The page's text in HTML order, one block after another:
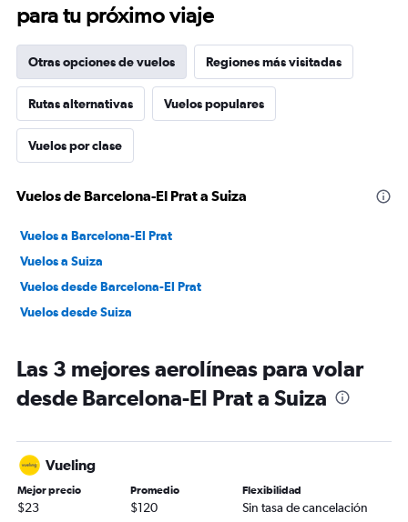
para tu próximo viaje
Otras opciones de vuelos Regiones más visitadas
Rutas alternativas Vuelos populares
Vuelos por clase
Vuelos de Barcelona-El Prat a Suiza
Vuelos a Barcelona-El Prat
Vuelos a Suiza
Vuelos desde Barcelona-El Prat
Vuelos desde Suiza
Las 3 mejores aerolíneas para volar
desde Barcelona-El Prat a Suiza
Vueling
Mejor precio
$23
Promedio
$120
Flexibilidad
Sin tasa de cancelación